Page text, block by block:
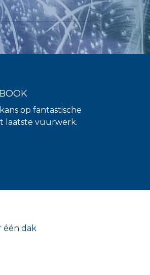
op fantastische
laatste vuurwerk.
dak